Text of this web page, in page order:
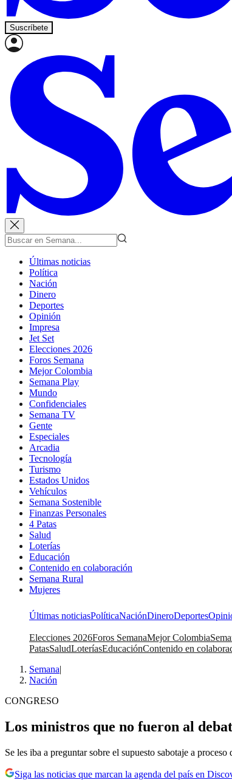
Suscríbete
Últimas noticias
Política
Nación
Dinero
Deportes
Opinión
Impresa
Jet Set
Elecciones 2026
Foros Semana
Mejor Colombia
Semana Play
Mundo
Confidenciales
Semana TV
Gente
Especiales
Arcadia
Tecnología
Turismo
Estados Unidos
Vehículos
Semana Sostenible
Finanzas Personales
4 Patas
Salud
Loterías
Educación
Contenido en colaboración
Semana Rural
Mujeres
Últimas noticiasPolíticaNaciónDineroDeportes
Elecciones 2026Foros SemanaMejor Colombia
PatasSaludLoteríasEducaciónContenido en
Semana|
Nación
CONGRESO
Los ministros que no fueron al
Se les iba a preguntar sobre el supuesto sabotaje a
Siga las noticias que marcan la agenda del país en